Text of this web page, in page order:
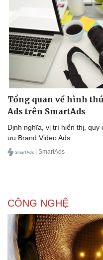
Tổng quan về hình
Ads trên SmartAds
Định nghĩa, vị trí hiển thị, quy
ưu Brand Video Ads.
| SmartAds
CÔNG NGHỆ